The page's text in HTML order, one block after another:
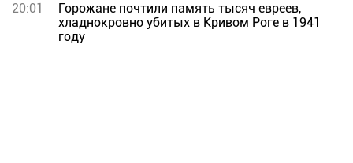
20:01
Горожане почтили память тысяч евреев,
хладнокровно убитых в Кривом Роге в 1941
году